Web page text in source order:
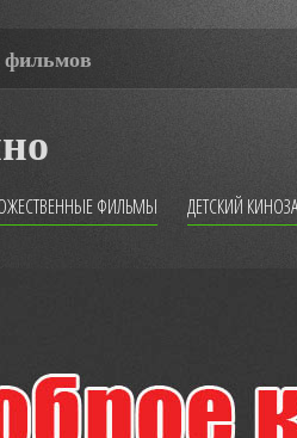
фильмов
ФИЛЬМЫ ДЕТСКИЙ